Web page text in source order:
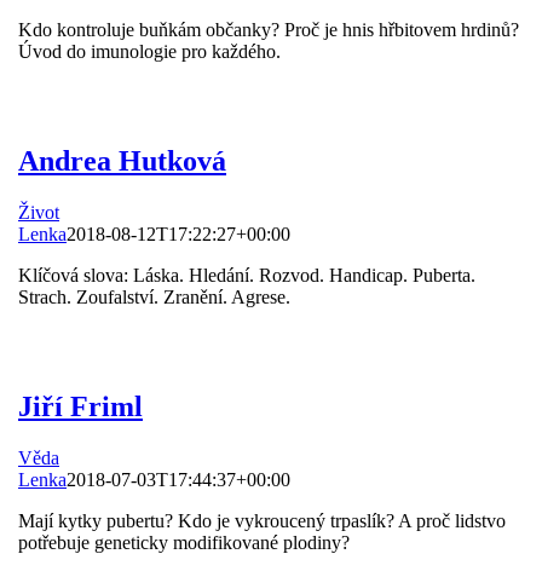
Kdo kontroluje buňkám občanky? Proč je hnis hřbitovem hrdinů?
Úvod do imunologie pro každého.
Andrea Hutková
Život
Lenka2018-08-12T17:22:27+00:00
Klíčová slova: Láska. Hledání. Rozvod. Handicap. Puberta.
Strach. Zoufalství. Zranění. Agrese.
Jiří Friml
Věda
Lenka2018-07-03T17:44:37+00:00
Mají kytky pubertu? Kdo je vykroucený trpaslík? A proč lidstvo
potřebuje geneticky modifikované plodiny?